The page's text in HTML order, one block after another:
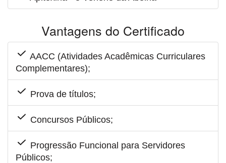
Vantagens do Certificado
AACC (Atividades Acadêmicas Curriculares
Complementares);
Prova de títulos;
Concursos Públicos;
Progressão Funcional para Servidores
Públicos;